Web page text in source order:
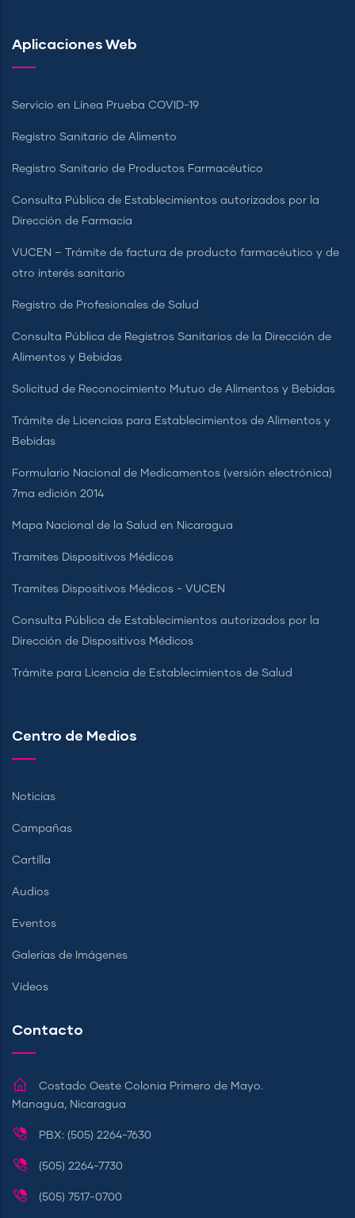
Aplicaciones Web
Servicio en Línea Prueba COVID-19
Registro Sanitario de Alimento
Registro Sanitario de Productos Farmacéutico
Consulta Pública de Establecimientos autorizados por la
Dirección de Farmacia
VUCEN – Trámite de factura de producto farmacéutico y de
otro interés sanitario
Registro de Profesionales de Salud
Consulta Pública de Registros Sanitarios de la Dirección de
Alimentos y Bebidas
Solicitud de Reconocimiento Mutuo de Alimentos y Bebidas
Trámite de Licencias para Establecimientos de Alimentos y
Bebidas
Formulario Nacional de Medicamentos (versión electrónica)
7ma edición 2014
Mapa Nacional de la Salud en Nicaragua
Tramites Dispositivos Médicos
Tramites Dispositivos Médicos - VUCEN
Consulta Pública de Establecimientos autorizados por la
Dirección de Dispositivos Médicos
Trámite para Licencia de Establecimientos de Salud
Centro de Medios
Noticias
Campañas
Cartilla
Audios
Eventos
Galerías de Imágenes
Videos
Contacto
Costado Oeste Colonia Primero de Mayo.
Managua, Nicaragua
PBX: (505) 2264-7630
(505) 2264-7730
(505) 7517-0700